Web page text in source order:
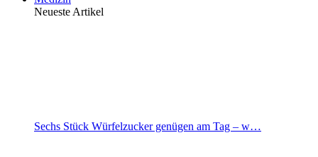
Neueste Artikel
Sechs Stück Würfelzucker genügen am Tag – w…